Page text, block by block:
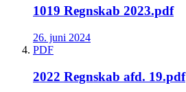
1019 Regnskab 2023.pdf
26. juni 2024
PDF
2022 Regnskab afd. 19.pdf